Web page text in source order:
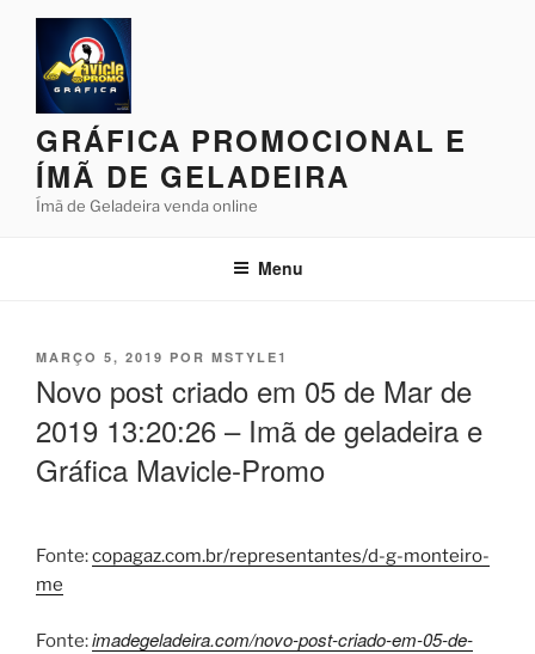
Pular
conteúdo
GRÁFICA PROMOCIONAL E
ÍMÃ DE GELADEIRA
Ímã de Geladeira venda online
Menu
PUBLICADO
MARÇO 5, 2019 POR MSTYLE1
Novo post criado em 05 de Mar de
2019 13:20:26 – Imã de geladeira e
Gráfica Mavicle-Promo
Fonte:copagaz.com.br/representantes/d-g-monteiro-
me
Fonte:imadegeladeira.com/novo-post-criado-em-05-de-